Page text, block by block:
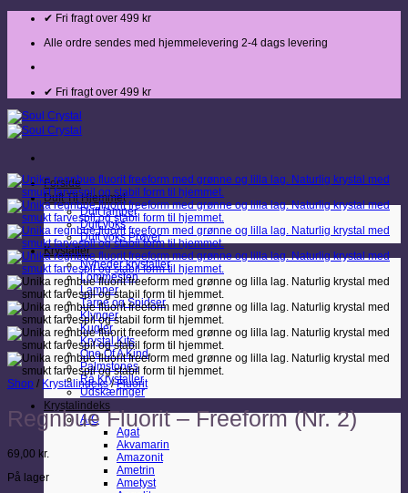
Fortsæt
indhold
✔ Fri fragt over 499 kr
Alle ordre sendes med hjemmelevering 2-4 dags levering
✔ Fri fragt over 499 kr
Forside
Duft Til Hjemmet
Duft lamper
Duft voks
Duft voks Prøver
Krystaller
Nyheder krystaller
Lommesten
Lamper
Tårne og Spidser
Klynger
Kugler
Krystal Kits
One Of A Kind
Palmstones
Rå Krystaller
Udskæringer
Krystalindeks
A-C
Agat
Akvamarin
Amazonit
Ametrin
Ametyst
Shop / Krystalindeks / Fluorit
Regnbue Fluorit – Freeform (Nr. 2)
69,00 kr.
På lager